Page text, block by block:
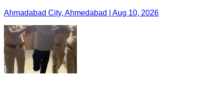
Ahmadabad City, Ahmedabad | Aug 10, 2026